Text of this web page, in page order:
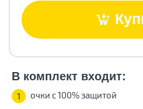
В комплект входит:
1 очки с 100% защитой